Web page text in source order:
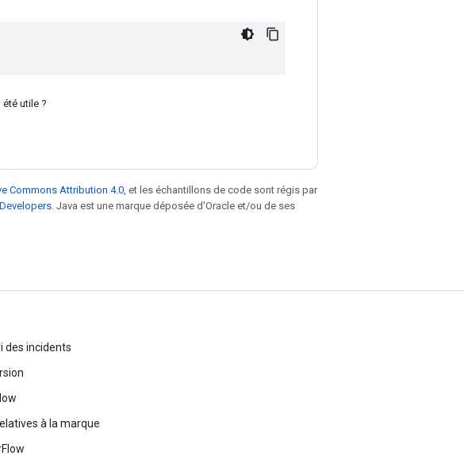
utile ?
Commons Attribution 4.0 , et les échantillons de code sont régis par
. Java est une marque déposée d'Oracle et/ou de ses
des incidents
à la marque